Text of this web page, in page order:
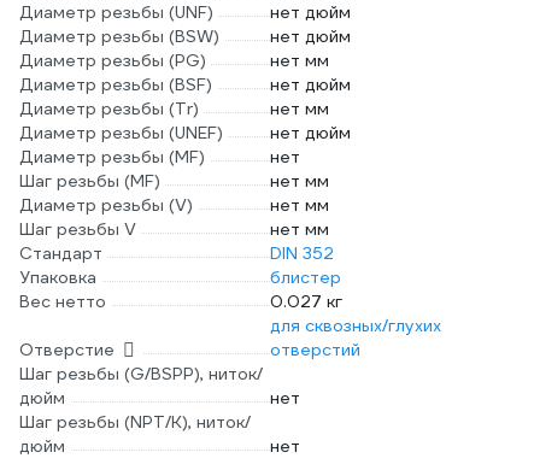
Диаметр резьбы (UNF)
нет дюйм
Диаметр резьбы (BSW)
нет дюйм
Диаметр резьбы (PG)
нет мм
Диаметр резьбы (BSF)
нет дюйм
Диаметр резьбы (Tr)
нет мм
Диаметр резьбы (UNEF)
нет дюйм
Диаметр резьбы (MF)
нет
Шаг резьбы (MF)
нет мм
Диаметр резьбы (V)
нет мм
Шаг резьбы V
нет мм
Стандарт
DIN 352
Упаковка
блистер
Вес нетто
0.027 кг
Отверстие
для сквозных/глухих
отверстий
Шаг резьбы (G/BSPP), ниток/
дюйм
нет
Шаг резьбы (NPT/K), ниток/
дюйм
нет